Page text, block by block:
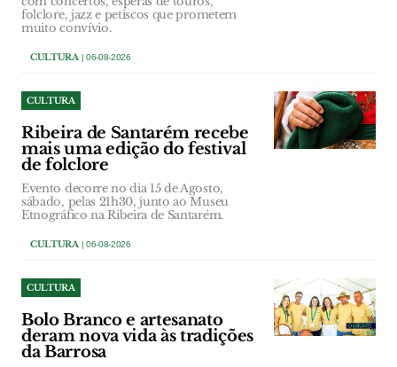
folclore, jazz e petiscos que prometem
muito convívio.
CULTURA| 06-08-2026
CULTURA
Ribeira de Santarém recebe
mais uma edição do festival
de folclore
Evento decorre no dia 15 de Agosto,
sábado, pelas 21h30, junto ao Museu
Etnográfico na Ribeira de Santarém.
CULTURA| 06-08-2026
CULTURA
Bolo Branco e artesanato
deram nova vida às tradições
da Barrosa